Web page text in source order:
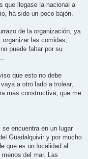
que llegase la nacional a
ha sido un poco bajón.
de la organización, ya
las comidas,
puede faltar por su
que esto no debe
a otro lado a trolear,
mas constructiva, que me
encuentra en un lugar
Güadalquivir y por mucho
que es un localidad al
del mar. Las